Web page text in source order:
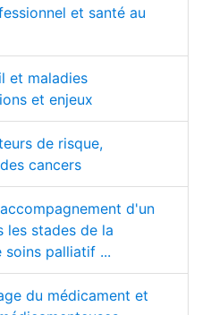
et santé au
et maladies
et enjeux
de risque,
cancers
d'un
les stades de la
soins palliatif ...
du médicament et